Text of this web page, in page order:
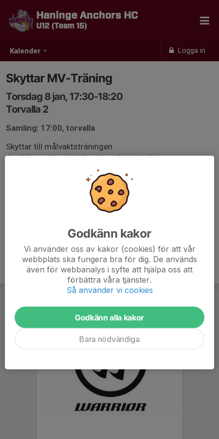
Kalender Logga in
Haninge Anchors HC
U12 (Team 15)
Skyttar MV-Träning
Torsdag 8 jan, 17:30-18:20
Torvalla 2
Samling: 17:00, torvalla
Skyttar till målvaktsträningen
den här ersätter inte lagets ordinarie träning
så lagets träning går alltid först
Godkänn kakor
Vi använder oss av kakor (cookies) för att vår
webbplats ska fungera bra för dig. De används
även för webbanalys i syfte att hjälpa oss att
förbättra våra tjänster.
Så använder vi cookies
Godkänn alla kakor
Bara nödvändiga